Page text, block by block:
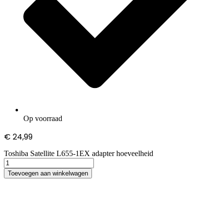
Op voorraad
€ 24,99
Toshiba Satellite L655-1EX adapter hoeveelheid
Toevoegen aan winkelwagen